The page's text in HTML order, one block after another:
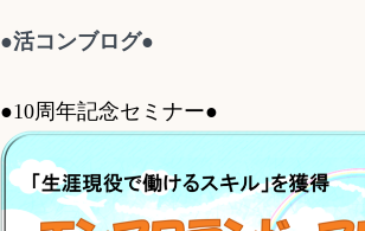
●活コンブログ●
●10周年記念セミナー●